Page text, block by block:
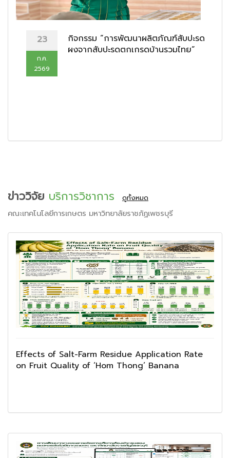
23
ก.ค.
2569
กิจกรรม “การพัฒนาผลิตภัณฑ์สับปะรด
ผงจากสับปะรดตกเกรดบ้านรวมไทย”
ข่าววิจัย บริการวิชาการ ดูทั้งหมด
คณะเทคโนโลยีการเกษตร มหาวิทยาลัยราชภัฏเพชรบุรี
Effects of Salt-Farm Residue Application Rate
on Fruit Quality of ‘Hom Thong’ Banana